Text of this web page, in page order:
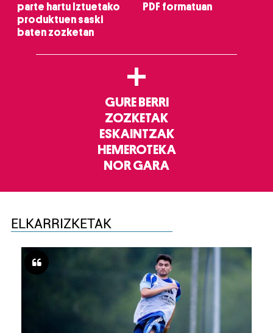
parte hartu Iztuetako
produktuen saski
baten zozketan
PDF formatuan
+
GURE BERRI
ZOZKETAK
ESKAINTZAK
HEMEROTEKA
NOR GARA
ELKARRIZKETAK